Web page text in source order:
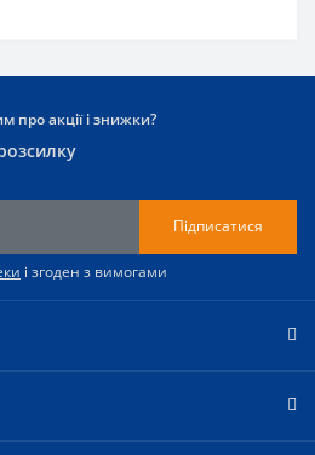
про акції і знижки?
Підписатися
і згоден з вимогами